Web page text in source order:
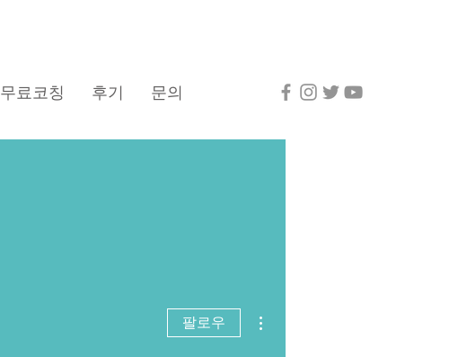
무료코칭 후기 문의
팔로우